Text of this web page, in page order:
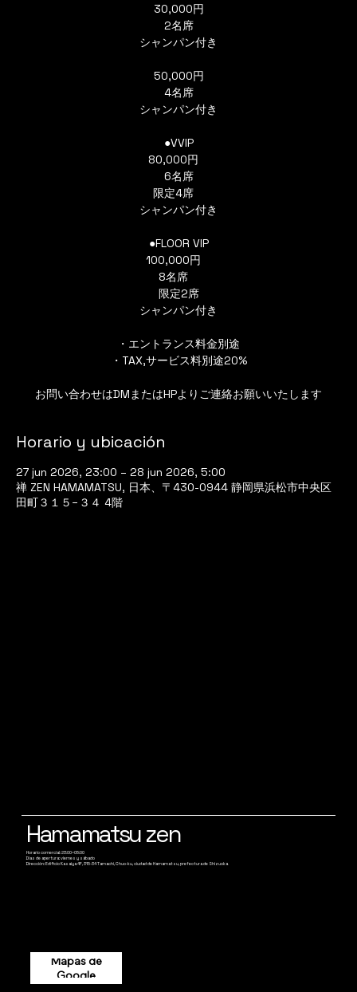
30,000円
2名席
シャンパン付き
50,000円
4名席
シャンパン付き
●VVIP
80,000円
6名席
限定4席
シャンパン付き
●FLOOR VIP
100,000円
8名席
限定2席
シャンパン付き
・エントランス料金別途
・TAX,サービス料別途20%
お問い合わせはDMまたはHPよりご連絡お願いいたします
Horario y ubicación
27 jun 2026, 23:00 – 28 jun 2026, 5:00
禅 ZEN HAMAMATSU, 日本、〒430-0944 静岡県浜松市中央区
田町３１５−３４ 4階
Mapas de
Google
Hamamatsu zen
Horario comercial: 23:00~05:00
Días de apertura: viernes y sábado
Dirección: Edificio Kasaiya 4F, 315-34 Tamachi, Chuo-ku, ciudad de Hamamatsu, prefectura de Shizuoka